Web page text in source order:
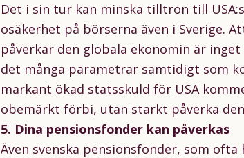
Det i sin tur kan minska tilltron till
osäkerhet på börserna även i Sverige.
påverkar den globala ekonomin är
det många parametrar samtidigt som
markant ökad statsskuld för USA
obemärkt förbi, utan starkt påverka
5. Dina pensionsfonder kan påverkas
Även svenska pensionsfonder, som